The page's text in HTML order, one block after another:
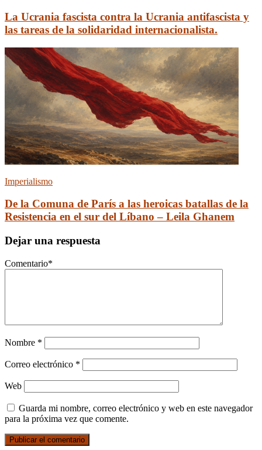
La Ucrania fascista contra la Ucrania antifascista y
las tareas de la solidaridad internacionalista.
Imperialismo
De la Comuna de París a las heroicas batallas de la
Resistencia en el sur del Líbano – Leila Ghanem
Dejar una respuesta
Comentario*
Nombre *
Correo electrónico *
Web
Guarda mi nombre, correo electrónico y web en este navegador
para la próxima vez que comente.